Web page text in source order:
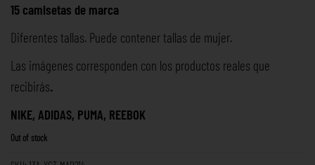
15 camisetas de marca
Diferentes tallas. Puede contener tallas de mujer.
Las imágenes corresponden con los productos reales que
recibirás.
NIKE, ADIDAS, PUMA, REEBOK
Out of stock